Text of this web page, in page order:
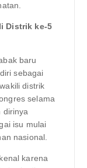
Distrik ke-5
baru
sebagai
distrik
selama
dirinya
isu mulai
nasional.
karena